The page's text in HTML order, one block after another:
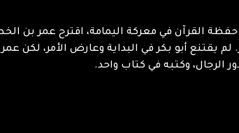
القرآن في معركة اليمامة، اقترح عمر بن
يقتنع أبو بكر في البداية وعارض الأمر، لكن
الرجال، وكتبه في كتاب واحد.